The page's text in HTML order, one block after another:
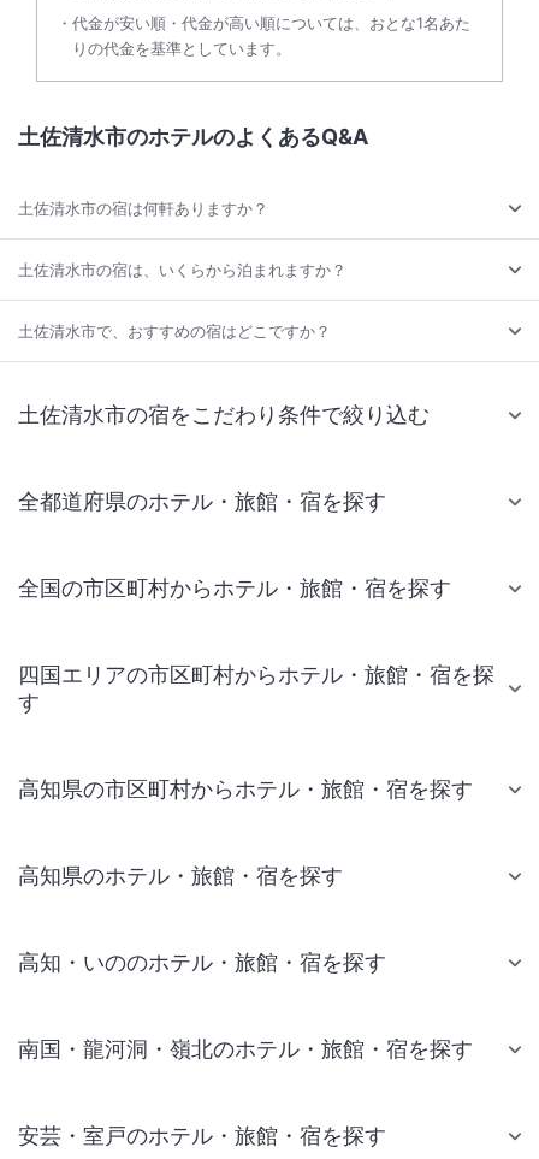
代金が安い順・代金が高い順については、おとな1名あた
りの代金を基準としています。
土佐清水市のホテルのよくあるQ&A
土佐清水市の宿は何軒ありますか？
土佐清水市の宿は、いくらから泊まれますか？
土佐清水市で、おすすめの宿はどこですか？
土佐清水市の宿をこだわり条件で絞り込む
全都道府県のホテル・旅館・宿を探す
全国の市区町村からホテル・旅館・宿を探す
四国エリアの市区町村からホテル・旅館・宿を探
す
高知県の市区町村からホテル・旅館・宿を探す
高知県のホテル・旅館・宿を探す
高知・いののホテル・旅館・宿を探す
南国・龍河洞・嶺北のホテル・旅館・宿を探す
安芸・室戸のホテル・旅館・宿を探す